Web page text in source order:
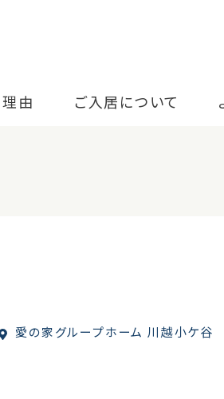
由 ご入居について
愛の家グループホーム 川越小ケ谷